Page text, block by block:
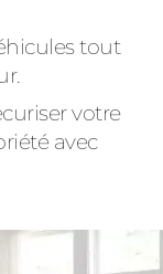
tout
votre
avec